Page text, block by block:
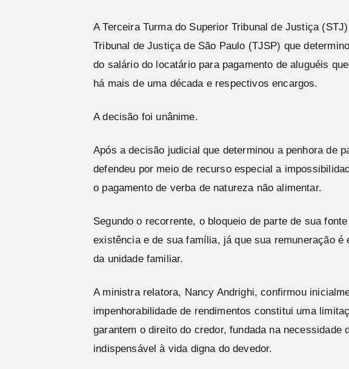
A Terceira Turma do Superior Tribunal de Justiça
Tribunal de Justiça de São Paulo (TJSP) que
do salário do locatário para pagamento de aluguéis
há mais de uma década e respectivos encargos.
A decisão foi unânime.
Após a decisão judicial que determinou a penhora de
defendeu por meio de recurso especial a
o pagamento de verba de natureza não alimentar.
Segundo o recorrente, o bloqueio de parte de sua
existência e de sua família, já que sua remuneração é
da unidade familiar.
A ministra relatora, Nancy Andrighi, confirmou
impenhorabilidade de rendimentos constitui uma
garantem o direito do credor, fundada na necessidade
indispensável à vida digna do devedor.